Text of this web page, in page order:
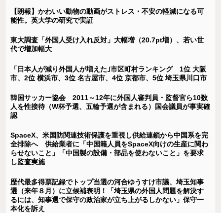
【朗報】かわいい動物の動画がストレス・不安の軽減になる可
能性。英大学の研究で実証
東大調査「外国人受け入れ反対」大幅増（20.7pt増）、若い世
代で増加幅大
「日本人が減り外国人が増えた｣市区町村ランキング 1位 大阪
市、2位 横浜市、3位 名古屋市、4位 京都市、5位 埼玉県川口市
韓国サッカー協会 2011～12年に外国人審判員・監督官ら10数
人を性接待（W杯予選、五輪予選が含まれる）国会議員が事実確
認
SpaceX、米国防関連技術保護を重視し供給連鎖から中国系を完
全排除へ 供給業者に「中国籍人員をSpaceX向けの生産に関わ
らせないこと」「中国製の設備・部品を使わないこと」を要求
し監査実施
歴代最多得票記録でトップ当選の河合ゆうすけ市議、埼玉知事
選（来年８月）に立候補表明！「埼玉県の外国人問題を解決す
るには、知事選で保守の政治家が立ち上がるしかない」保守一
本化を訴え